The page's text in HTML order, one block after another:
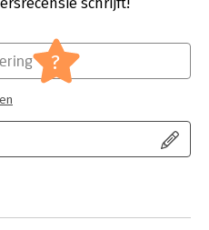
kijk op opvoeden.’
?